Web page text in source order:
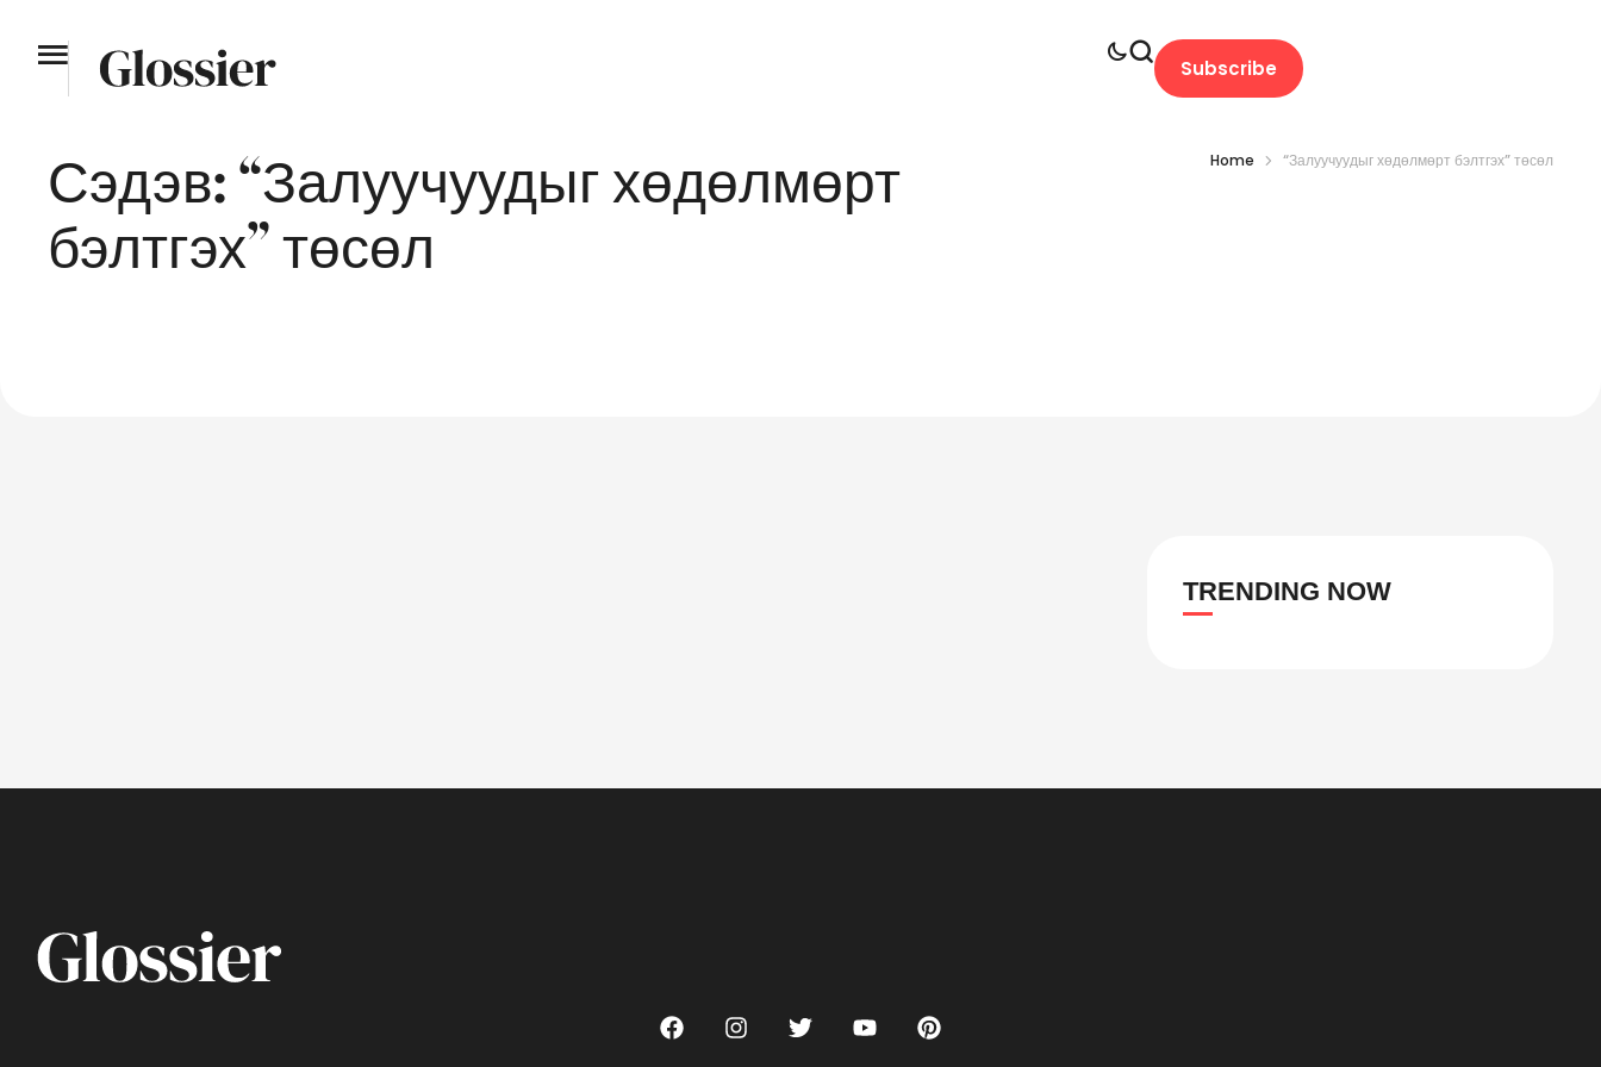
Subscribe
Сэдэв: “Залуучуудыг хөдөлмөрт
бэлтгэх” төсөл
Home “Залуучуудыг хөдөлмөрт бэлтгэх” төсөл
TRENDING NOW